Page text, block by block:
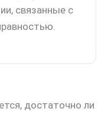
связанные с
достаточно ли